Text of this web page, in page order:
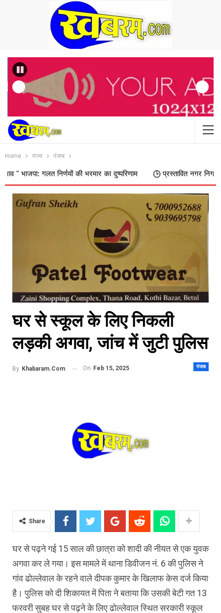
Previous
Home राज्य पंजाब
निर्णयों की भरमार का दुष्परिणाम प्रस्तावित नगर निगम में शामिल
घर से स्कूल के लिए निकली
लड़की अगवा, जांच में जुटी पुलिस
पंजाब
By Khabaram.Com On Feb 15, 2025
Share
घर से पढ़ने गई 15 साल की छात्रा को शादी की नीयत से एक युवक
अगवा कर ले गया। इस मामले में थाना डिवीजन नं. 6 की पुलिस ने
गांव ढोल्लेवाल के रहने वाले दीपक कुमार के खिलाफ केस दर्ज किया
है। पुलिस को दी शिकायत में पिता ने बताया कि उसकी बेटी गत 13
फरवरी सुबह घर से पढ़ने के लिए ढोल्लेवाल स्थित सरकारी स्कूल